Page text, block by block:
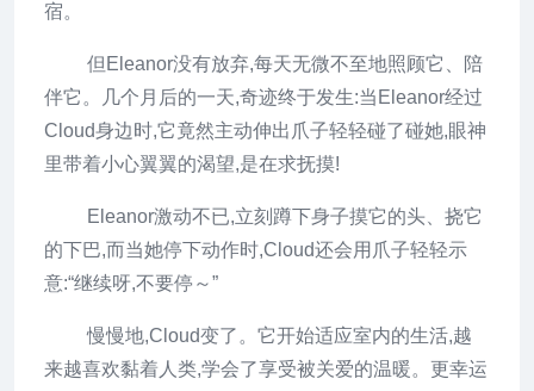
宿。
但Eleanor没有放弃,每天无微不至地照顾它、陪
伴它。几个月后的一天,奇迹终于发生:当Eleanor经过
Cloud身边时,它竟然主动伸出爪子轻轻碰了碰她,眼神
里带着小心翼翼的渴望,是在求抚摸!
Eleanor激动不已,立刻蹲下身子摸它的头、挠它
的下巴,而当她停下动作时,Cloud还会用爪子轻轻示
意:“继续呀,不要停～”
慢慢地,Cloud变了。它开始适应室内的生活,越
来越喜欢黏着人类,学会了享受被关爱的温暖。更幸运